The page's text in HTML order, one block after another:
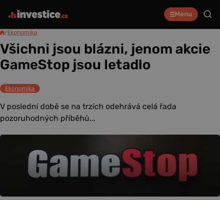
Menu
/Ekonomika
Všichni jsou blázni, jenom akcie
GameStop jsou letadlo
Ekonomika
V poslední době se na trzích odehrává celá řada
pozoruhodných příběhů...